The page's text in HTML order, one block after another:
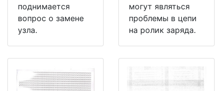
поднимается
вопрос о замене
узла.
могут являться
проблемы в цепи
на ролик заряда.